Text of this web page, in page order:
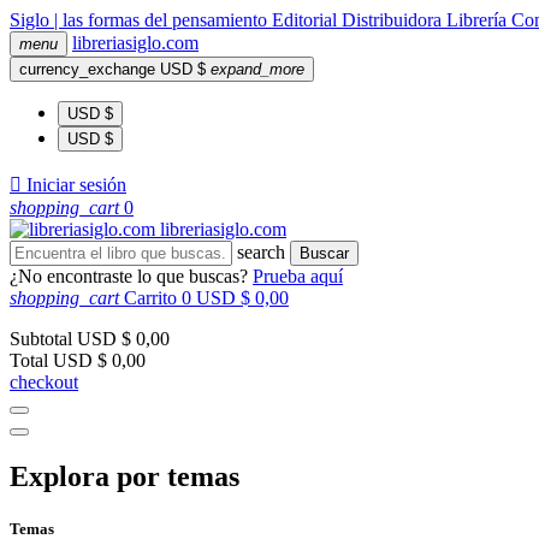
Siglo | las formas del pensamiento Editorial Distribuidora Librería
menu libreriasiglo.com
currency_exchange USD $ expand_more
USD $
USD $
 Iniciar sesión
shopping_cart 0
libreriasiglo.com
search
Buscar
¿No encontraste lo que buscas? Prueba aquí
shopping_cart Carrito 0 USD $ 0,00
Subtotal USD $ 0,00
Total USD $ 0,00
checkout
Explora por temas
Temas